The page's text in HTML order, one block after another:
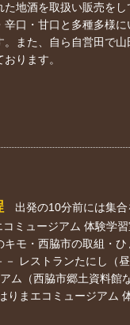
地酒を取扱い販売を
口・甘口と多種多様
。また、自ら自営田で
ります。
出発の10分前には集合
コミュージアム 体験学
キモ・西脇市の取組・
－ レストランたにし（
ム（西脇市郷土資料館
まエコミュージアム 体